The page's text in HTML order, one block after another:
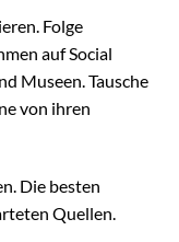
Folge
auf Social
Museen. Tausche
von ihren
Die besten
Quellen.